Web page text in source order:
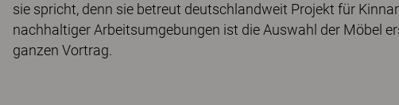
sie spricht, denn sie betreut deutschlandweit Projekt für
nachhaltiger Arbeitsumgebungen ist die Auswahl der Möbel
ganzen Vortrag.